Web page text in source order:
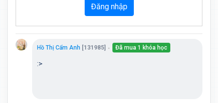
Đăng nhập
Hồ Thị Cẩm Anh [131985] ● Đã mua 1 khóa học
:>